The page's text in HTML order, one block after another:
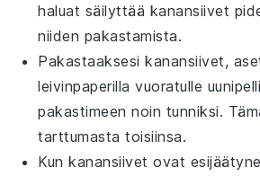
haluat säilyttää kanansiivet
niiden pakastamista.
Pakastaaksesikanansiivet,
leivinpaperilla vuoratulle
pakastimeen noin tunniksi.
tarttumasta toisiinsa.
Kunkanansiivet ovat